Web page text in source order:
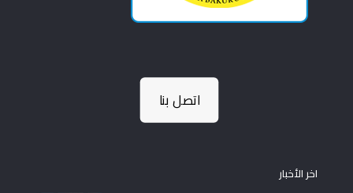
اتصل بنا
اخر الأخبار